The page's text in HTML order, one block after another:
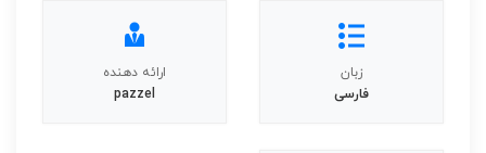
زبان
فارسی
ارائه دهنده
pazzel